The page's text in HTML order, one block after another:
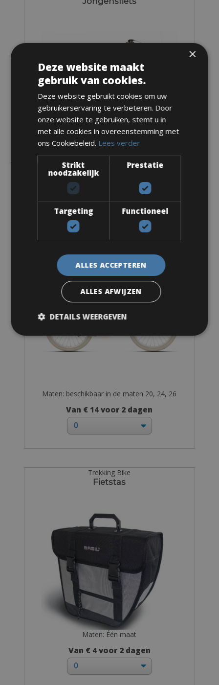
Van € 14 voor 2 dagen
Meisjesfiets
Maten: beschikbaar in de maten 20, 24, 26
Van € 14 voor 2 dagen
Trekking Bike
Fietstas
Maten: Één maat
Van € 4 voor 2 dagen
×
Deze website maakt
gebruik van cookies.
Deze website gebruikt cookies om uw
gebruikerservaring te verbeteren. Door
onze website te gebruiken, stemt u in
met alle cookies in overeenstemming met
ons Cookiebeleid. Lees verder
Strikt
noodzakelijk
Prestatie
Targeting Functioneel
ALLES ACCEPTEREN
ALLES AFWIJZEN
DETAILS WEERGEVEN